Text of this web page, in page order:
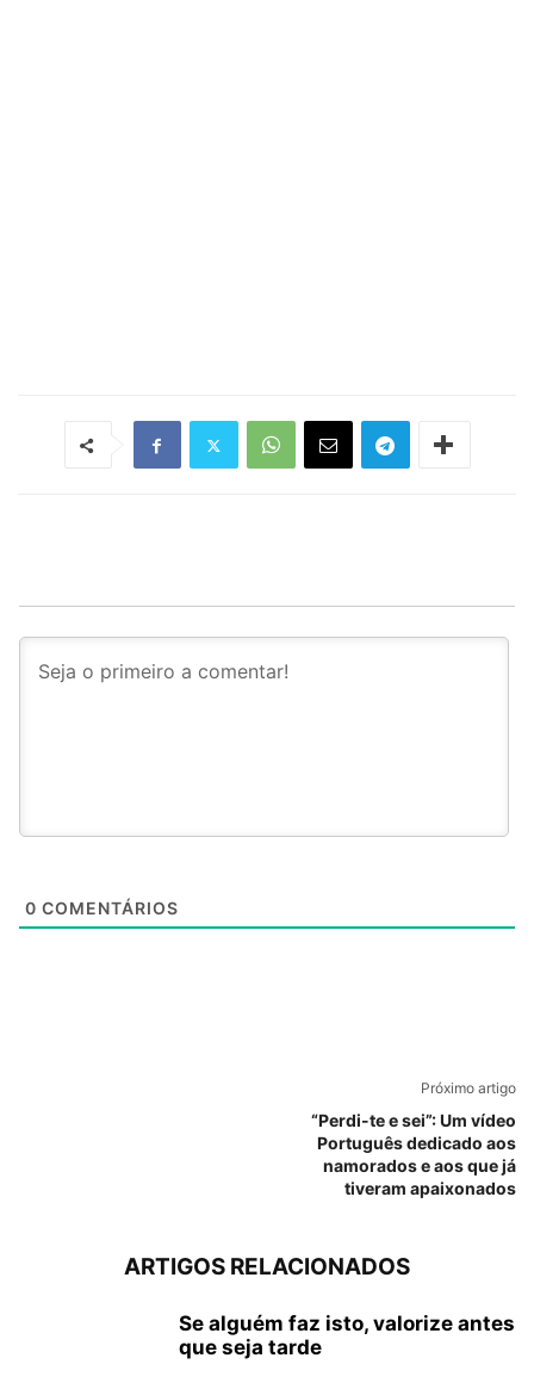
0 COMENTÁRIOS
Próximo artigo
“Perdi-te e sei”: Um vídeo
Português dedicado aos
namorados e aos que já
tiveram apaixonados
ARTIGOS RELACIONADOS
Se alguém faz isto, valorize antes
que seja tarde